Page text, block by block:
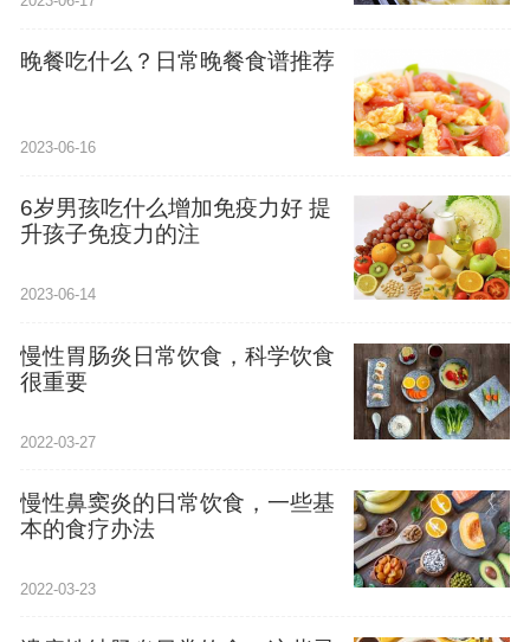
晚餐吃什么？日常晚餐食谱推荐
2023-06-16
6岁男孩吃什么增加免疫力好 提
升孩子免疫力的注
2023-06-14
慢性胃肠炎日常饮食，科学饮食
很重要
2022-03-27
慢性鼻窦炎的日常饮食，一些基
本的食疗办法
2022-03-23